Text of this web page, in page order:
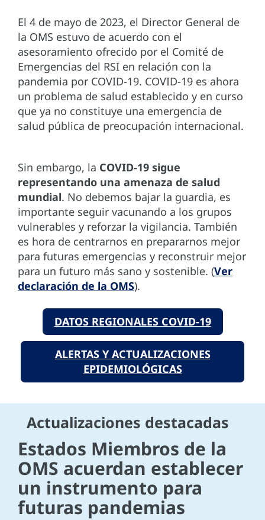
El 4 de mayo de 2023, el Director General de
la OMS estuvo de acuerdo con el
asesoramiento ofrecido por el Comité de
Emergencias del RSI en relación con la
pandemia por COVID-19. COVID-19 es ahora
un problema de salud establecido y en curso
que ya no constituye una emergencia de
salud pública de preocupación internacional.
Sin embargo, la COVID-19 sigue
representando una amenaza de salud
mundial. No debemos bajar la guardia, es
importante seguir vacunando a los grupos
vulnerables y reforzar la vigilancia. También
es hora de centrarnos en prepararnos mejor
para futuras emergencias y reconstruir mejor
para un futuro más sano y sostenible. (Ver
declaración de la OMS).
DATOS REGIONALES COVID-19
ALERTAS Y ACTUALIZACIONES
EPIDEMIOLÓGICAS
Actualizaciones destacadas
Estados Miembros de la
OMS acuerdan establecer
un instrumento para
futuras pandemias